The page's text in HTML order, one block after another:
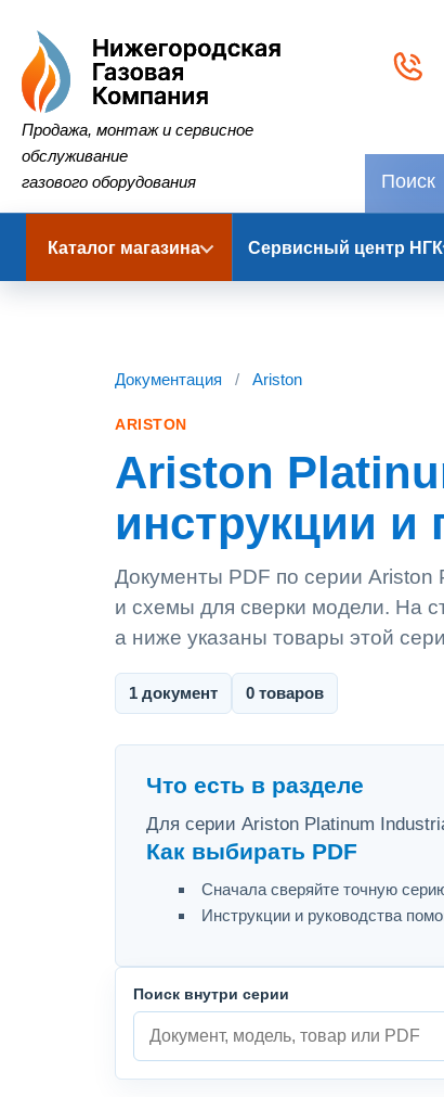
Нижегородская Газовая Компания
Продажа, монтаж и сервисное
обслуживание
газового оборудования
Каталог магазина Сервисный центр НГК
Документация / Ariston
ARISTON
Ariston
инструкции и
Документы PDF по серии Ariston
и схемы для сверки модели. На
а ниже указаны товары этой
1 документ 0 товаров
Что есть в разделе
Для серии Ariston Platinum
Как выбирать PDF
Сначала сверяйте точную
Инструкции и руководства
Поиск внутри серии